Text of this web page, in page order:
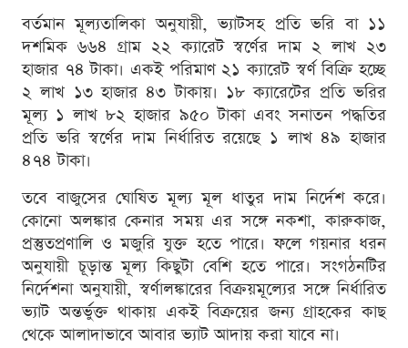
বর্তমান মূল্যতালিকা অনুযায়ী, ভ্যাটসহ প্রতি ভরি বা ১১
দশমিক ৬৬৪ গ্রাম ২২ ক্যারেট স্বর্ণের দাম ২ লাখ ২৩
হাজার ৭৪ টাকা। একই পরিমাণ ২১ ক্যারেট স্বর্ণ বিক্রি হচ্ছে
২ লাখ ১৩ হাজার ৪৩ টাকায়। ১৮ ক্যারেটের প্রতি ভরির
মূল্য ১ লাখ ৮২ হাজার ৯৫০ টাকা এবং সনাতন পদ্ধতির
প্রতি ভরি স্বর্ণের দাম নির্ধারিত রয়েছে ১ লাখ ৪৯ হাজার
৪৭৪ টাকা।
তবে বাজুসের ঘোষিত মূল্য মূল ধাতুর দাম নির্দেশ করে।
কোনো অলঙ্কার কেনার সময় এর সঙ্গে নকশা, কারুকাজ,
প্রস্তুতপ্রণালি ও মজুরি যুক্ত হতে পারে। ফলে গয়নার ধরন
অনুযায়ী চূড়ান্ত মূল্য কিছুটা বেশি হতে পারে। সংগঠনটির
নির্দেশনা অনুযায়ী, স্বর্ণালঙ্কারের বিক্রয়মূল্যের সঙ্গে নির্ধারিত
ভ্যাট অন্তর্ভুক্ত থাকায় একই বিক্রয়ের জন্য গ্রাহকের কাছ
থেকে আলাদাভাবে আবার ভ্যাট আদায় করা যাবে না।